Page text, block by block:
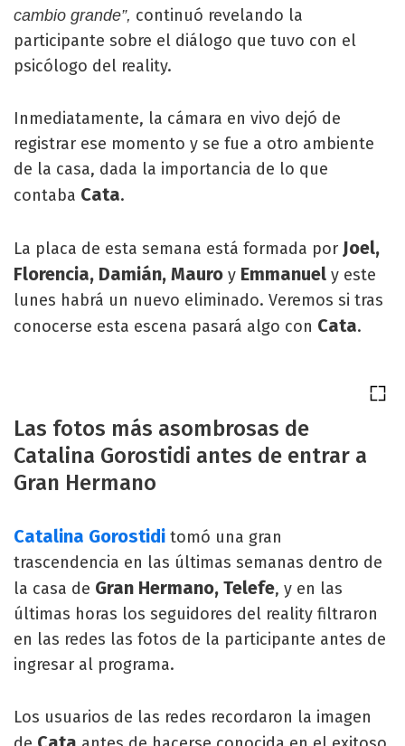
cambio grande”, continuó revelando la
participante sobre el diálogo que tuvo con el
psicólogo del reality.
Inmediatamente, la cámara en vivo dejó de
registrar ese momento y se fue a otro ambiente
de la casa, dada la importancia de lo que
contaba Cata.
La placa de esta semana está formada por Joel,
Florencia, Damián, Mauro y Emmanuel y este
lunes habrá un nuevo eliminado. Veremos si tras
conocerse esta escena pasará algo con Cata.
Las fotos más asombrosas de
Catalina Gorostidi antes de entrar a
Gran Hermano
Catalina Gorostidi tomó una gran
trascendencia en las últimas semanas dentro de
la casa de Gran Hermano, Telefe, y en las
últimas horas los seguidores del reality filtraron
en las redes las fotos de la participante antes de
ingresar al programa.
Los usuarios de las redes recordaron la imagen